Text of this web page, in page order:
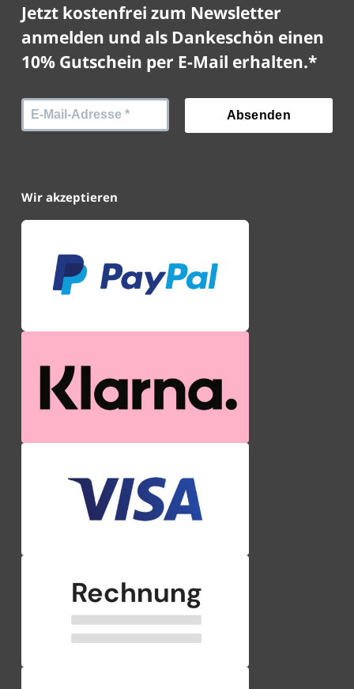
Jetzt kostenfrei zum Newsletter
anmelden und als Dankeschön einen
10% Gutschein per E-Mail erhalten.*
Wir akzeptieren